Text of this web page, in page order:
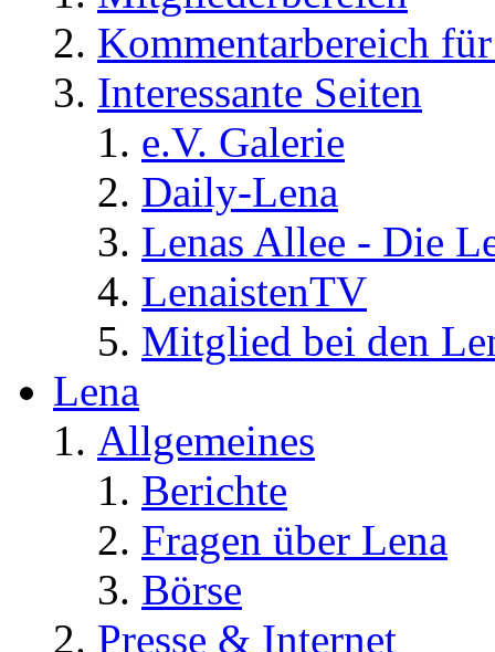
Kommentarbereich
Interessante Seiten
e.V. Galerie
Daily-Lena
Lenas Allee - Die
LenaistenTV
Mitglied bei den
Lena
Allgemeines
Berichte
Fragen über Lena
Börse
Presse & Internet